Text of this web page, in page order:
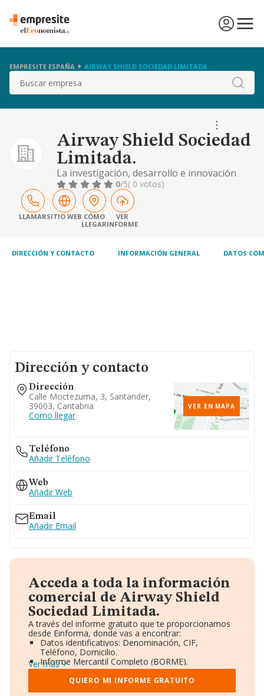
EMPRESITE ESPAÑA AIRWAY SHIELD SOCIEDAD LIMITADA.
Buscar
Airway Shield Sociedad
Limitada.
La investigación, desarrollo e innovación
tecnológica necesaria para el diseño de
nuevos dispositivos de uso médico o
quirúrgico. la fabricación y comercialización
de productos médicos o quirúrgicos. la
explotación mediante licencia de toda
modelos de utilidad, d
0/5( 0 votos)
LLAMARSITIO WEB CÓMO
LLEGAR
VER
INFORME
DIRECCIÓN Y CONTACTO INFORMACIÓN GENERAL DATOS
Dirección y contacto
Dirección
Calle Moctezuma, 3, Santander,
39003, Cantabria
Como llegar
VER EN MAPA
Teléfono
Añadir Teléfono
Web
Añadir Web
Email
Añadir Email
Acceda a toda la información
comercial de Airway Shield
Sociedad Limitada.
A través del informe gratuito que te proporcionamos
desde Einforma, donde vas a encontrar:
Datos identificativos: Denominación, CIF,
Teléfono, Domicilio.
Informe Mercantil Completo (BORME).
Gráficos de Evolución Ventas y Empleados.
Consejo de Administración y Administradores.
Directivos y Ejecutivos.
Ver más
QUIERO MI INFORME GRATUITO